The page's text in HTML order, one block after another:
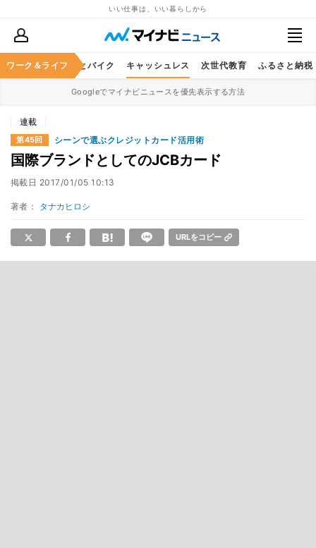
いい仕事は、いい暮らしから
ワーク＆ライフ
レジャー 車とバイク キャッシュレス 次世代教育 ふるさと納税
Googleでマイナビニュースを優先表示する方法
連載
第45回 シーンで選ぶクレジットカード活用術
国際ブランドとしてのJCBカード
掲載日 2017/01/05 10:13
著者： タナカヒロシ
URLをコピー